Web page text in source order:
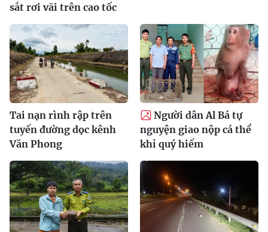
sắt rơi vãi trên cao tốc
Tai nạn rình rập trên
tuyến đường dọc kênh
Văn Phong
Người dân Al Bá tự
nguyện giao nộp cá thể
khỉ quý hiếm